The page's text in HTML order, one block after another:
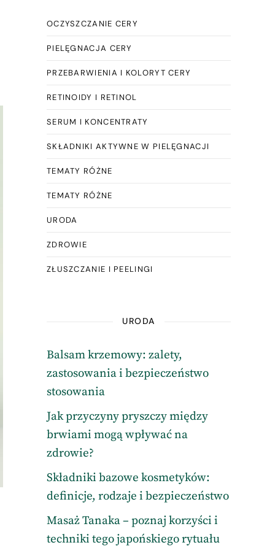
OCZYSZCZANIE CERY
PIELĘGNACJA CERY
PRZEBARWIENIA I KOLORYT CERY
RETINOIDY I RETINOL
SERUM I KONCENTRATY
SKŁADNIKI AKTYWNE W PIELĘGNACJI
TEMATY RÓŻNE
TEMATY RÓŻNE
URODA
ZDROWIE
ZŁUSZCZANIE I PEELINGI
URODA
Balsam krzemowy: zalety,
zastosowania i bezpieczeństwo
stosowania
Jak przyczyny pryszczy między
brwiami mogą wpływać na
zdrowie?
Składniki bazowe kosmetyków:
definicje, rodzaje i bezpieczeństwo
Masaż Tanaka – poznaj korzyści i
techniki tego japońskiego rytuału